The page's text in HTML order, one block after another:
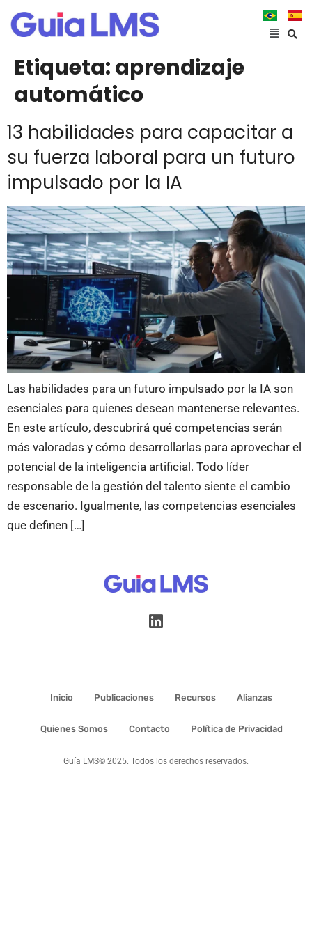
Etiqueta:aprendizaje
automático
13 habilidades para capacitar a
su fuerza laboral para un futuro
impulsado por la IA
Las habilidades para un futuro impulsado por la IA son
esenciales para quienes desean mantenerse relevantes.
En este artículo, descubrirá qué competencias serán
más valoradas y cómo desarrollarlas para aprovechar el
potencial de la inteligencia artificial. Todo líder
responsable de la gestión del talento siente el cambio
de escenario. Igualmente, las competencias esenciales
que definen […]
Inicio Publicaciones Recursos Alianzas
Quienes Somos Contacto Política de Privacidad
Guía LMS© 2025. Todos los derechos reservados.